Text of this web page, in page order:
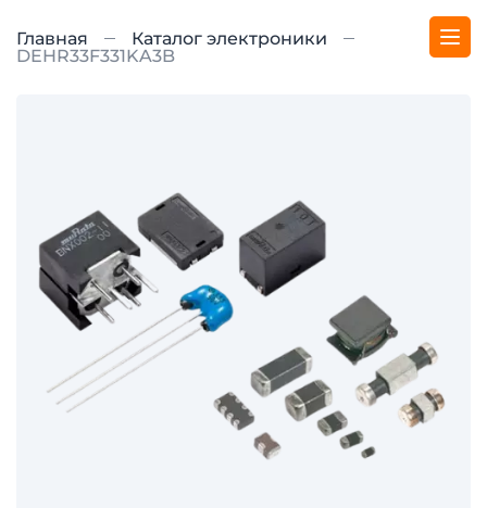
Главная
Каталог электроники
DEHR33F331KA3B